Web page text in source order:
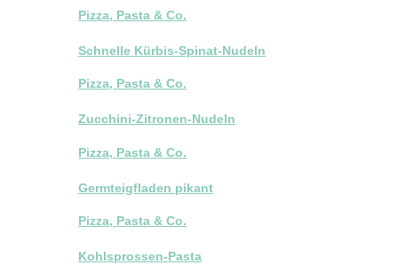
Pizza, Pasta & Co.
Schnelle Kürbis-Spinat-Nudeln
Pizza, Pasta & Co.
Zucchini-Zitronen-Nudeln
Pizza, Pasta & Co.
Germteigfladen pikant
Pizza, Pasta & Co.
Kohlsprossen-Pasta